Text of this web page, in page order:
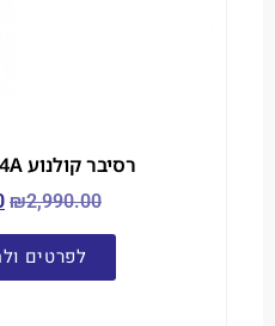
רסיבר קולנוע Yamaha RX-V4A
₪
₪2,699.00
לפרטים ולהשכרה